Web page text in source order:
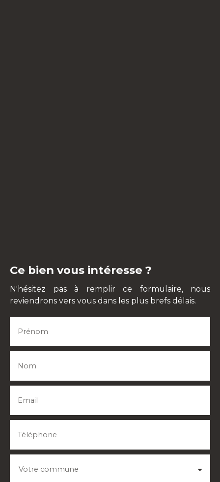
Ce bien vous intéresse ?
N'hésitez pas à remplir ce formulaire, nous
reviendrons vers vous dans les plus brefs délais.
Prénom
Nom
Email
Téléphone
Votre commune